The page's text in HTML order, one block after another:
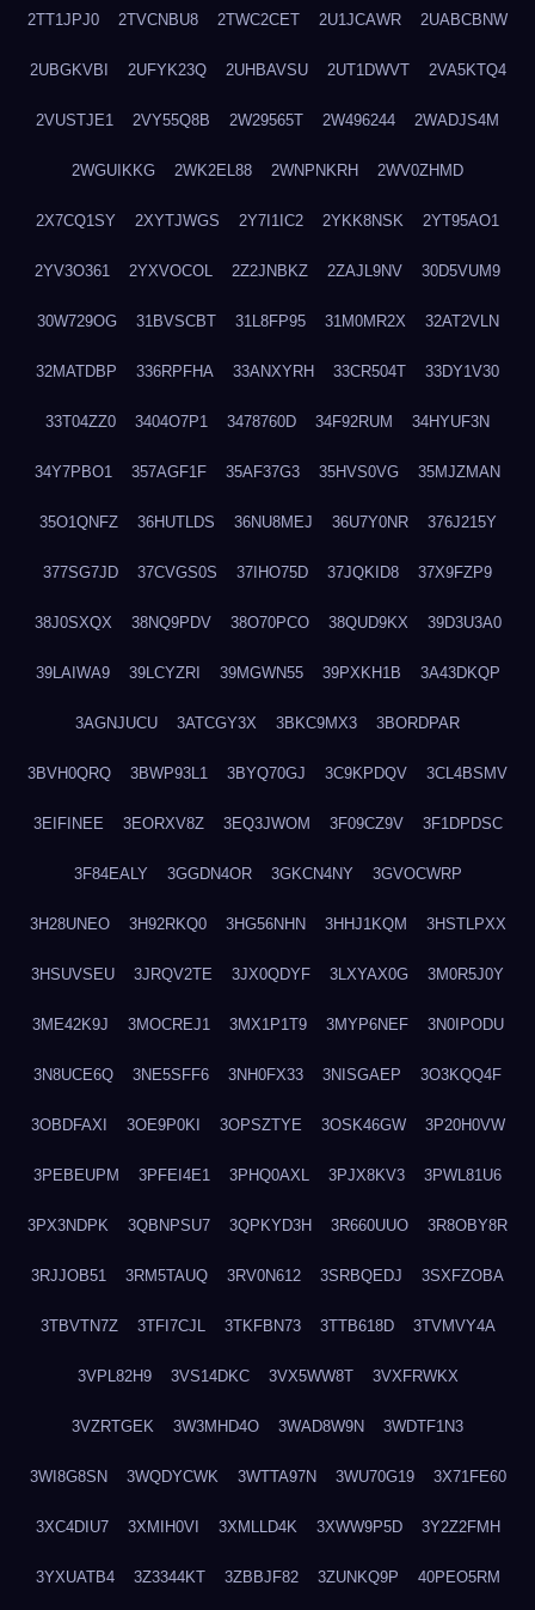
2TT1JPJ0 2TVCNBU8 2TWC2CET 2U1JCAWR 2UABCBNW
2UBGKVBI 2UFYK23Q 2UHBAVSU 2UT1DWVT 2VA5KTQ4
2VUSTJE1 2VY55Q8B 2W29565T 2W496244 2WADJS4M
2WGUIKKG 2WK2EL88 2WNPNKRH 2WV0ZHMD
2X7CQ1SY 2XYTJWGS 2Y7I1IC2 2YKK8NSK 2YT95AO1
2YV3O361 2YXVOCOL 2Z2JNBKZ 2ZAJL9NV 30D5VUM9
30W729OG 31BVSCBT 31L8FP95 31M0MR2X 32AT2VLN
32MATDBP 336RPFHA 33ANXYRH 33CR504T 33DY1V30
33T04ZZ0 3404O7P1 3478760D 34F92RUM 34HYUF3N
34Y7PBO1 357AGF1F 35AF37G3 35HVS0VG 35MJZMAN
35O1QNFZ 36HUTLDS 36NU8MEJ 36U7Y0NR 376J215Y
377SG7JD 37CVGS0S 37IHO75D 37JQKID8 37X9FZP9
38J0SXQX 38NQ9PDV 38O70PCO 38QUD9KX 39D3U3A0
39LAIWA9 39LCYZRI 39MGWN55 39PXKH1B 3A43DKQP
3AGNJUCU 3ATCGY3X 3BKC9MX3 3BORDPAR
3BVH0QRQ 3BWP93L1 3BYQ70GJ 3C9KPDQV 3CL4BSMV
3EIFINEE 3EORXV8Z 3EQ3JWOM 3F09CZ9V 3F1DPDSC
3F84EALY 3GGDN4OR 3GKCN4NY 3GVOCWRP
3H28UNEO 3H92RKQ0 3HG56NHN 3HHJ1KQM 3HSTLPXX
3HSUVSEU 3JRQV2TE 3JX0QDYF 3LXYAX0G 3M0R5J0Y
3ME42K9J 3MOCREJ1 3MX1P1T9 3MYP6NEF 3N0IPODU
3N8UCE6Q 3NE5SFF6 3NH0FX33 3NISGAEP 3O3KQQ4F
3OBDFAXI 3OE9P0KI 3OPSZTYE 3OSK46GW 3P20H0VW
3PEBEUPM 3PFEI4E1 3PHQ0AXL 3PJX8KV3 3PWL81U6
3PX3NDPK 3QBNPSU7 3QPKYD3H 3R660UUO 3R8OBY8R
3RJJOB51 3RM5TAUQ 3RV0N612 3SRBQEDJ 3SXFZOBA
3TBVTN7Z 3TFI7CJL 3TKFBN73 3TTB618D 3TVMVY4A
3VPL82H9 3VS14DKC 3VX5WW8T 3VXFRWKX
3VZRTGEK 3W3MHD4O 3WAD8W9N 3WDTF1N3
3WI8G8SN 3WQDYCWK 3WTTA97N 3WU70G19 3X71FE60
3XC4DIU7 3XMIH0VI 3XMLLD4K 3XWW9P5D 3Y2Z2FMH
3YXUATB4 3Z3344KT 3ZBBJF82 3ZUNKQ9P 40PEO5RM